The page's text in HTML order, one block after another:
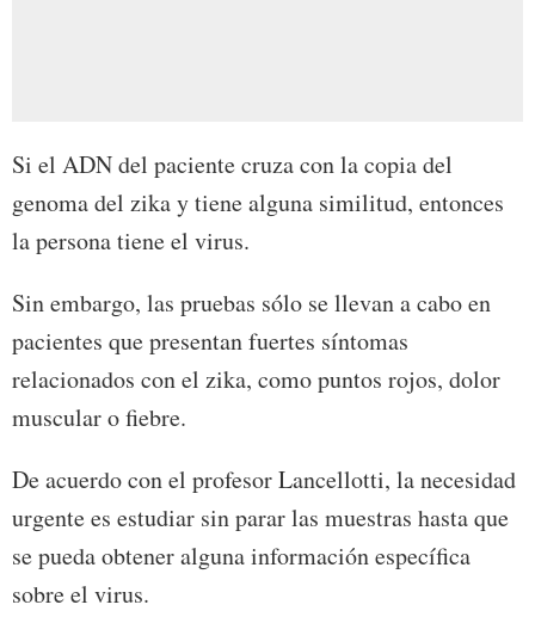
Si el ADN del paciente cruza con la copia del
genoma del zika y tiene alguna similitud, entonces
la persona tiene el virus.
Sin embargo, las pruebas sólo se llevan a cabo en
pacientes que presentan fuertes síntomas
relacionados con el zika, como puntos rojos, dolor
muscular o fiebre.
De acuerdo con el profesor Lancellotti, la necesidad
urgente es estudiar sin parar las muestras hasta que
se pueda obtener alguna información específica
sobre el virus.